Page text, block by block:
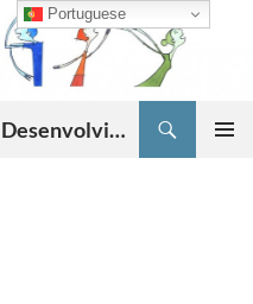
Associação Educativa para o Desenvolvimento da Criatividade
Portuguese